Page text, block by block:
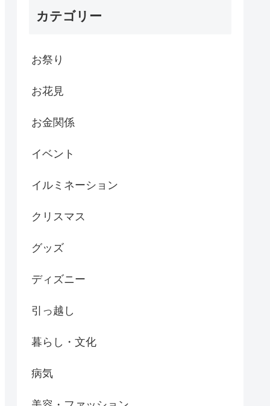
カテゴリー
お祭り
お花見
お金関係
イベント
イルミネーション
クリスマス
グッズ
ディズニー
引っ越し
暮らし・文化
病気